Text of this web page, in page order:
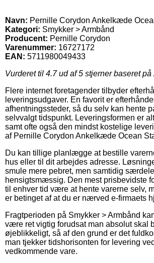
Navn: Pernille Corydon Ankelkæde
Kategori: Smykker > Armbånd
Producent: Pernille Corydon
Varenummer: 16727172
EAN: 5711980049433
Vurderet til 4.7ud af 5 stjerner baseret på
Flere internet foretagender tilbyder
leveringsudgaver. En favorit er
afhentningssteder, så du selv kan hente
selvvalgt tidspunkt. Leveringsformen er
samt ofte også den mindst kostelige
af Pernille Corydon Ankelkæde Ocean
Du kan tillige planlægge at bestille
hus eller til dit arbejdes adresse.
smule mere pebret, men samtidig
hensigtsmæssig. Den mest prisbevidste
til enhver tid være at hente varerne selv,
er betinget af at du er nærved e-firmaets
Fragtperioden på Smykker > Armbånd
være ret vigtig forudsat man absolut skal
øjeblikkeligt, så af den grund er det
man tjekker tidshorisonten for levering
vedkommende vare.